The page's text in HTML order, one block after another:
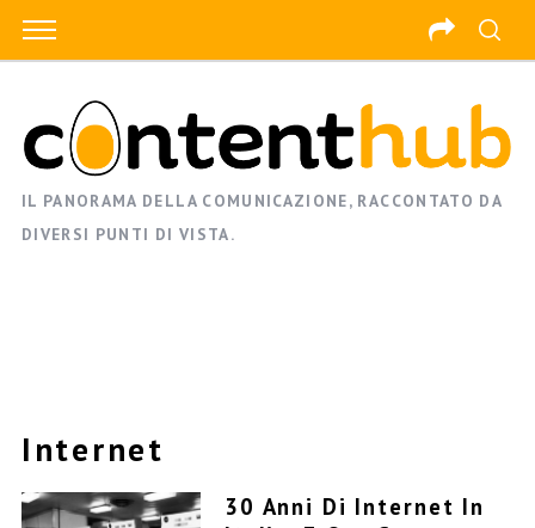
IL PANORAMA DELLA COMUNICAZIONE, RACCONTATO DA
DIVERSI PUNTI DI VISTA.
Internet
30 Anni Di Internet In